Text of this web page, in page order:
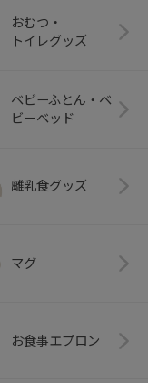
おむつ・
トイレグッズ
ベビーふとん・ベ
ビーベッド
離乳食グッズ
マグ
お食事エプロン